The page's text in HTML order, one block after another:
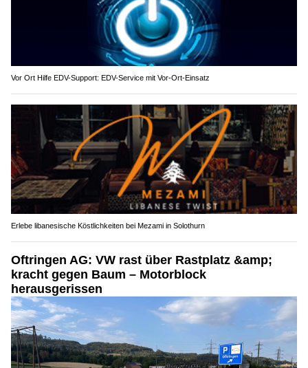
Vor Ort Hilfe EDV-Support: EDV-Service mit Vor-Ort-Einsatz
Erlebe libanesische Köstlichkeiten bei Mezami in Solothurn
Oftringen AG: VW rast über Rastplatz &amp;
kracht gegen Baum – Motorblock
herausgerissen